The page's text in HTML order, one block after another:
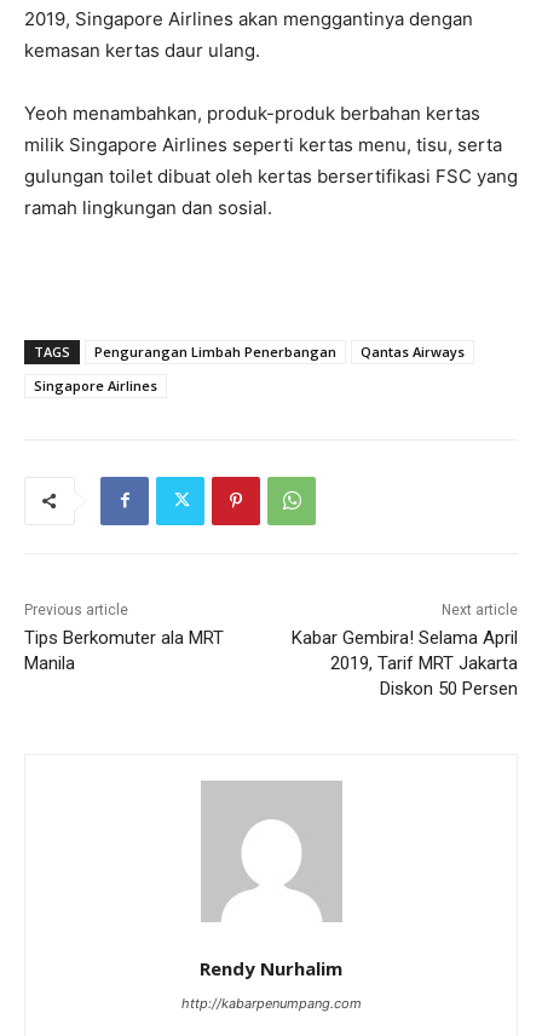
2019, Singapore Airlines akan menggantinya dengan
kemasan kertas daur ulang.
Yeoh menambahkan, produk-produk berbahan kertas
milik Singapore Airlines seperti kertas menu, tisu, serta
gulungan toilet dibuat oleh kertas bersertifikasi FSC yang
ramah lingkungan dan sosial.
TAGS Pengurangan Limbah Penerbangan
Qantas Airways
Singapore Airlines
Previous article
Tips Berkomuter ala MRT
Manila
Next article
Kabar Gembira! Selama April
2019, Tarif MRT Jakarta
Diskon 50 Persen
Rendy Nurhalim
http://kabarpenumpang.com